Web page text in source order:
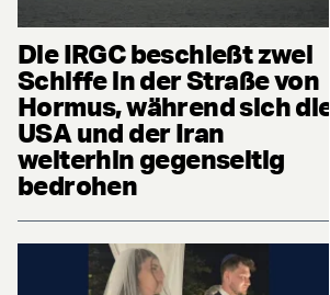
Die IRGC beschießt zwei
Schiffe in der Straße von
Hormus, während sich die
USA und der Iran
weiterhin gegenseitig
bedrohen